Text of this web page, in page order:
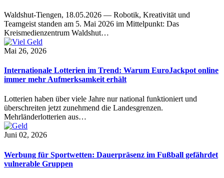
Waldshut-Tiengen, 18.05.2026 — Robotik, Kreativität und
Teamgeist standen am 5. Mai 2026 im Mittelpunkt: Das
Kreismedienzentrum Waldshut…
Mai 26, 2026
Internationale Lotterien im Trend: Warum EuroJackpot online
immer mehr Aufmerksamkeit erhält
Lotterien haben über viele Jahre nur national funktioniert und
überschreiten jetzt zunehmend die Landesgrenzen.
Mehrländerlotterien aus…
Juni 02, 2026
Werbung für Sportwetten: Dauerpräsenz im Fußball gefährdet
vulnerable Gruppen